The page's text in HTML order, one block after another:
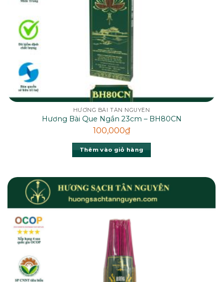
HƯƠNG BÀI TÂN NGUYÊN
Hương Bài Que Ngắn 23cm – BH80CN
100,000₫
Thêm vào giỏ hàng